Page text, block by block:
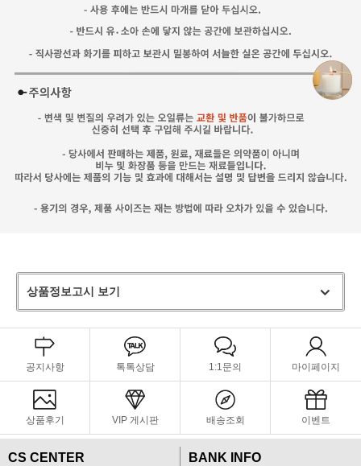
상품정보고시 보기
공지사항 톡톡상담 1:1문의 마이페이지
상품후기 VIP 게시판 배송조회 이벤트
CS CENTER BANK INFO